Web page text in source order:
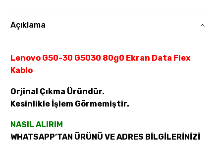
Açıklama
Lenovo G50-30 G5030 80g0 Ekran Data Flex
Kablo
Orjinal Çıkma Üründür.
Kesinlikle İşlem Görmemiştir.
NASIL ALIRIM
WHATSAPP’TAN ÜRÜNÜ VE ADRES BİLGİLERİNİZİ